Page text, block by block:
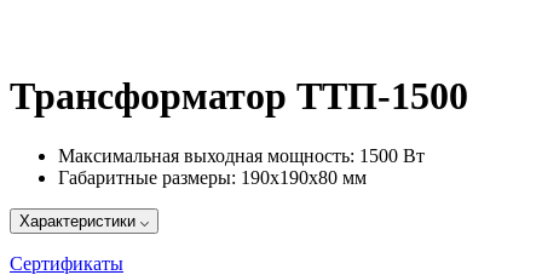
Трансформатор ТТП-1500
Максимальная выходная мощность: 1500 Вт
Габаритные размеры: 190х190х80 мм
Характеристики
Сертификаты